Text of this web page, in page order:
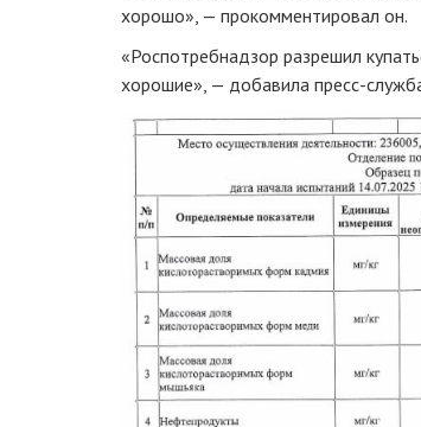
хорошо», — прокомментировал он.
«Роспотребнадзор разрешил
хорошие», — добавила пресс-